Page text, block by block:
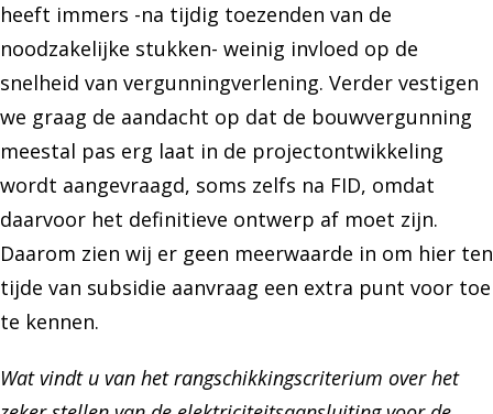
heeft immers -na tijdig toezenden van de
noodzakelijke stukken- weinig invloed op de
snelheid van vergunningverlening. Verder vestigen
we graag de aandacht op dat de bouwvergunning
meestal pas erg laat in de projectontwikkeling
wordt aangevraagd, soms zelfs na FID, omdat
daarvoor het definitieve ontwerp af moet zijn.
Daarom zien wij er geen meerwaarde in om hier ten
tijde van subsidie aanvraag een extra punt voor toe
te kennen.
Wat vindt u van het rangschikkingscriterium over het